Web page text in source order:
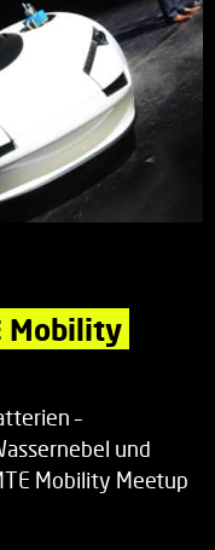
Mobility
–
und
Mobility Meetup